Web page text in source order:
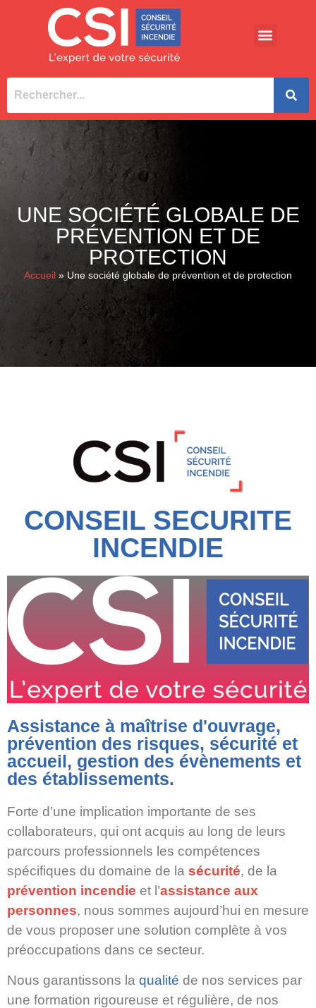
UNE SOCIÉTÉ GLOBALE DE
PRÉVENTION ET DE
PROTECTION
Accueil » Une société globale de prévention et de protection
CONSEIL SECURITE
INCENDIE
Assistance à maîtrise d'ouvrage,
prévention des risques, sécurité et
accueil, gestion des évènements et
des établissements.
Forte d’une implication importante de ses
collaborateurs, qui ont acquis au long de leurs
parcours professionnels les compétences
spécifiques du domaine de la sécurité, de la
prévention incendie et l’assistance aux
personnes, nous sommes aujourd’hui en mesure
de vous proposer une solution complète à vos
préoccupations dans ce secteur.
Nous garantissons la qualité de nos services par
une formation rigoureuse et régulière, de nos